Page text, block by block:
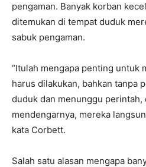
pengaman. Banyak korban
ditemukan di tempat duduk
sabuk pengaman.
“Itulah mengapa penting untuk
harus dilakukan, bahkan tanpa
duduk dan menunggu perintah,
mendengarnya, mereka
kata Corbett.
Salah satu alasan mengapa